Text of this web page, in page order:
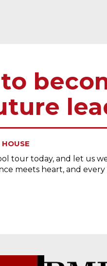
tour today, and let us
meets heart, and every